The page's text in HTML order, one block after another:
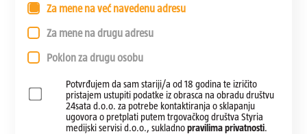
Za mene na već navedenu adresu
Za mene na drugu adresu
Poklon za drugu osobu
Ime i prezime*
Potvrđujem da sam stariji/a od 18 godina te izričito
pristajem ustupiti podatke iz obrasca na obradu društvu
24sata d.o.o. za potrebe kontaktiranja o sklapanju
ugovora o pretplati putem trgovačkog društva Styria
medijski servisi d.o.o., sukladnopravilima privatnosti.